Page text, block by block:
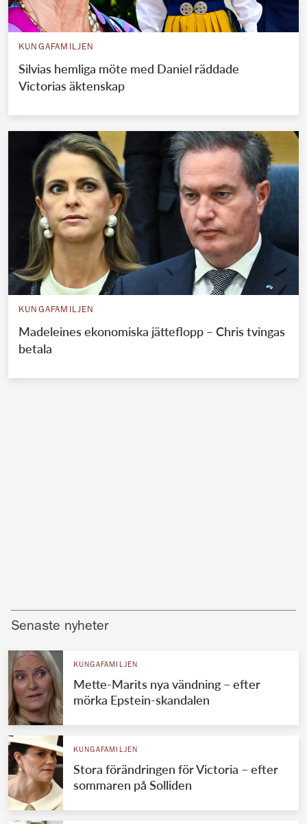
KUNGAFAMILJEN
Silvias hemliga möte med Daniel räddade
Victorias äktenskap
KUNGAFAMILJEN
Madeleines ekonomiska jätteflopp – Chris tvingas
betala
Senaste nyheter
KUNGAFAMILJEN
Mette-Marits nya vändning – efter
mörka Epstein-skandalen
KUNGAFAMILJEN
Stora förändringen för Victoria – efter
sommaren på Solliden